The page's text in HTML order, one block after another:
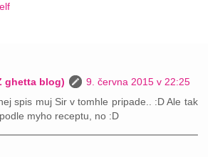
ghetta blog)
9. června 2015 v 22:25
spis muj Sir v tomhle pripade.. :D Ale tak
myho receptu, no :D